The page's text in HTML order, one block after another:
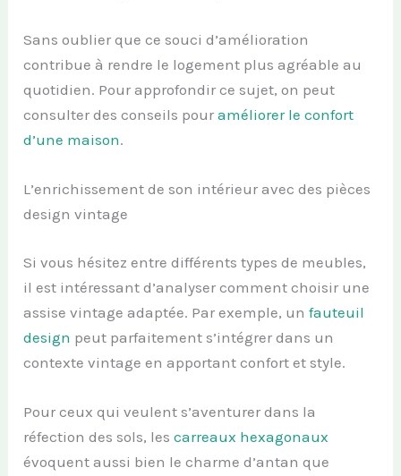
Sans oublier que ce souci d’amélioration
contribue à rendre le logement plus agréable au
quotidien. Pour approfondir ce sujet, on peut
consulter des conseils pouraméliorer le confort
d’une maison.
L’enrichissement de son intérieur avec des pièces
design vintage
Si vous hésitez entre différents types de meubles,
il est intéressant d’analyser comment choisir une
assise vintage adaptée. Par exemple, unfauteuil
design peut parfaitement s’intégrer dans un
contexte vintage en apportant confort et style.
Pour ceux qui veulent s’aventurer dans la
réfection des sols, lescarreaux hexagonaux
évoquent aussi bien le charme d’antan que